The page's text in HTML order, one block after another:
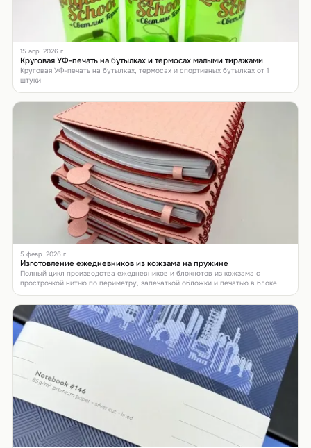
15 апр. 2026 г.
Круговая УФ-печать на бутылках и термосах малыми тиражами
Круговая УФ-печать на бутылках, термосах и спортивных бутылках от 1
штуки
5 февр. 2026 г.
Изготовление ежедневников из кожзама на пружине
Полный цикл производства ежедневников и блокнотов из кожзама с
прострочкой нитью по периметру, запечаткой обложки и печатью в блоке